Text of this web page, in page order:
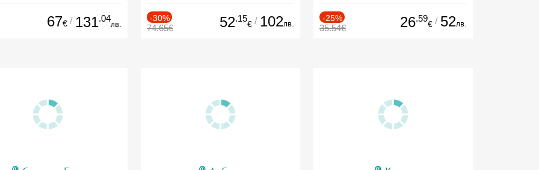
67€ / 131.04
лв.
-30%
74.65€ 52.15
€ / 102лв.
-25%
35.54€ 26.59
€ / 52лв.